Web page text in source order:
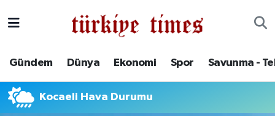
Gündem Dünya Ekonomi Spor Savunma -
Kocaeli Hava Durumu